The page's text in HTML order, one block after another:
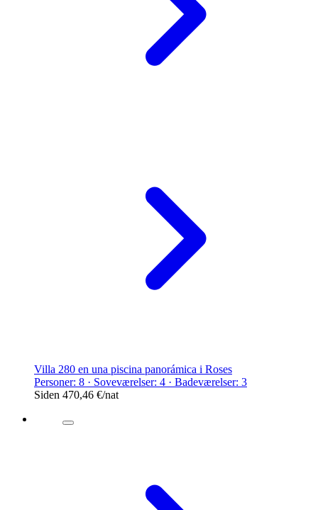
Villa 280 en una piscina panorámica i Roses
Personer: 8 · Soveværelser: 4 · Badeværelser: 3
Siden 470,46 €/nat